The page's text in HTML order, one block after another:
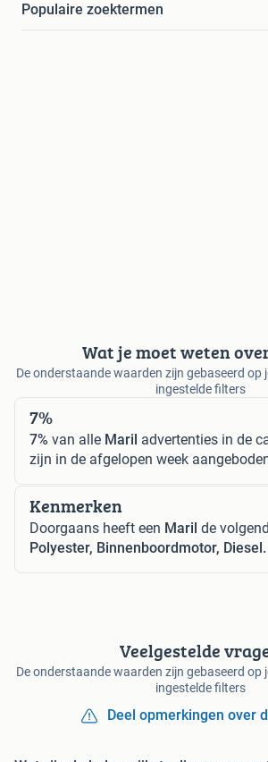
Populaire zoektermen
Wat je moet weten
De onderstaande waarden zijn gebaseerd op
ingestelde filters
7%
7% van alle Maril advertenties in de
zijn in de afgelopen week
Kenmerken
Doorgaans heeft een Maril de
Polyester, Binnenboordmotor, Diesel.
Veelgestelde
De onderstaande waarden zijn gebaseerd op
ingestelde filters
Deel opmerkingen over